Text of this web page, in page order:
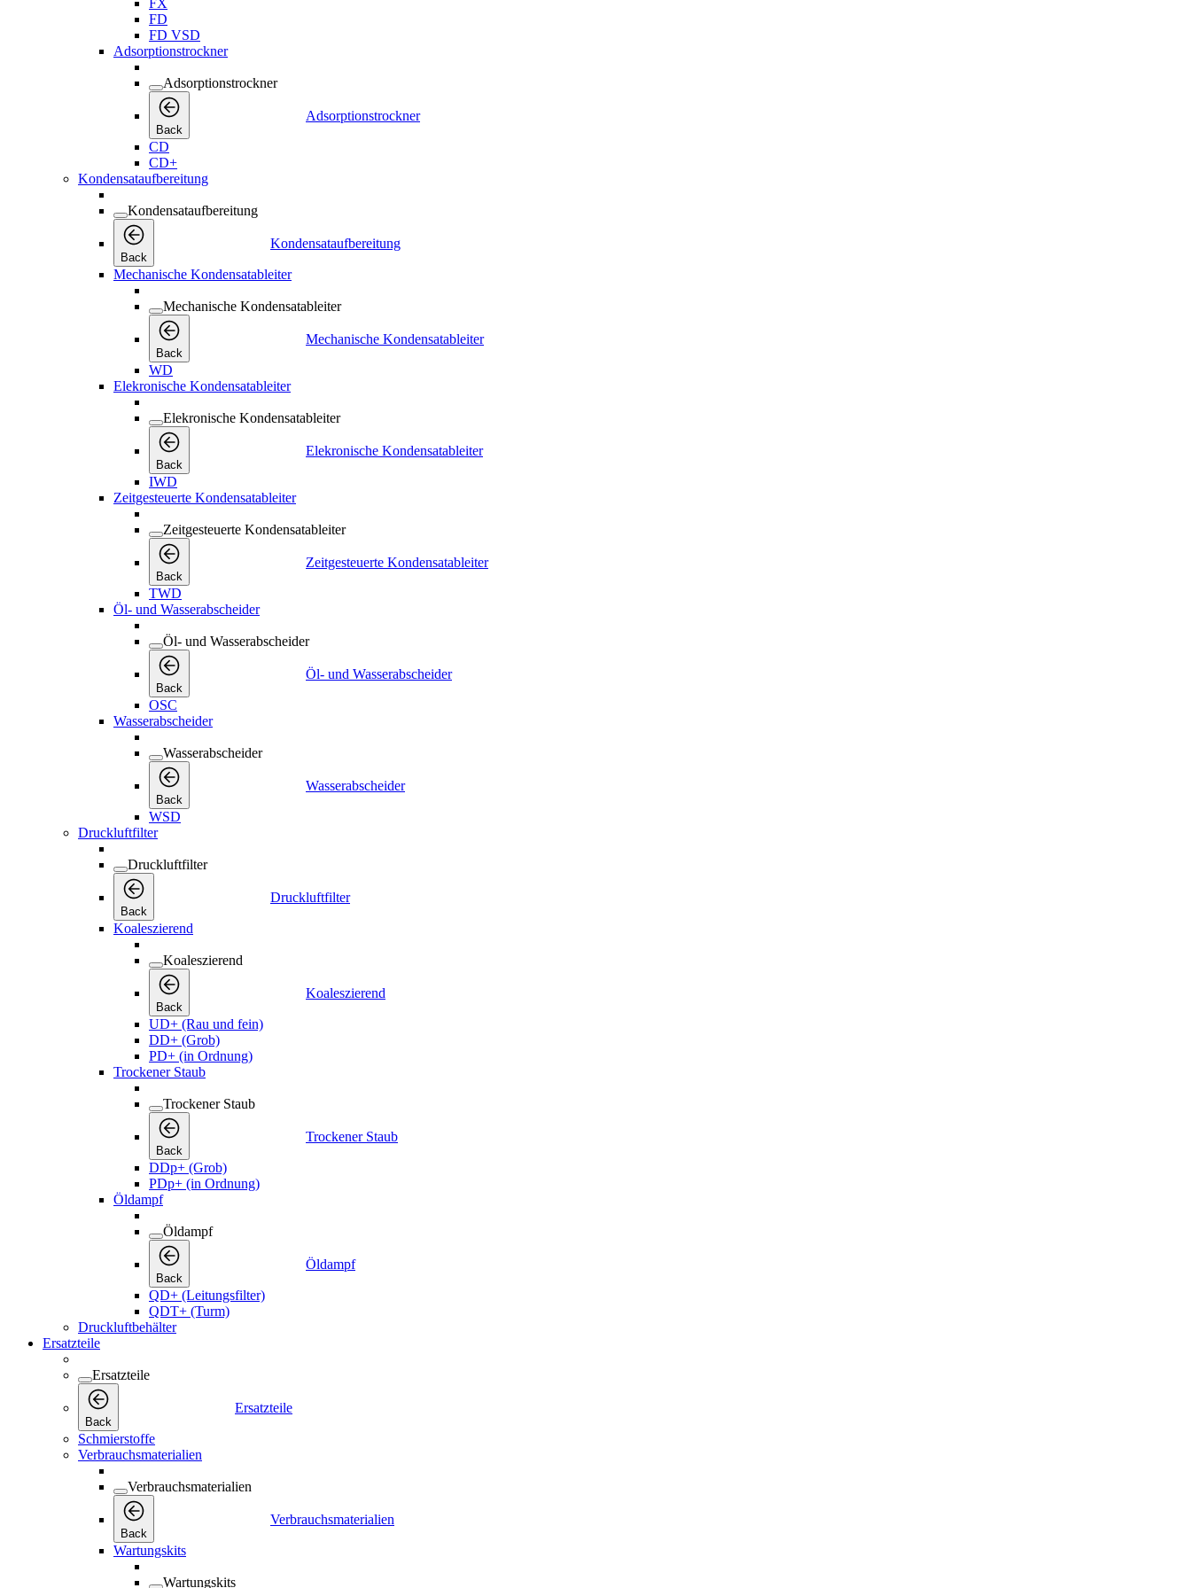
FX
FD
FD VSD
Adsorptionstrockner
Adsorptionstrockner
Back
Adsorptionstrockner
CD
CD+
Kondensataufbereitung
Kondensataufbereitung
Back
Kondensataufbereitung
Mechanische Kondensatableiter
Mechanische Kondensatableiter
Back
Mechanische Kondensatableiter
WD
Elekronische Kondensatableiter
Elekronische Kondensatableiter
Back
Elekronische Kondensatableiter
IWD
Zeitgesteuerte Kondensatableiter
Zeitgesteuerte Kondensatableiter
Back
Zeitgesteuerte Kondensatableiter
TWD
Öl- und Wasserabscheider
Öl- und Wasserabscheider
Back
Öl- und Wasserabscheider
OSC
Wasserabscheider
Wasserabscheider
Back
Wasserabscheider
WSD
Druckluftfilter
Druckluftfilter
Back
Druckluftfilter
Koaleszierend
Koaleszierend
Back
Koaleszierend
UD+ (Rau und fein)
DD+ (Grob)
PD+ (in Ordnung)
Trockener Staub
Trockener Staub
Back
Trockener Staub
DDp+ (Grob)
PDp+ (in Ordnung)
Öldampf
Öldampf
Back
Öldampf
QD+ (Leitungsfilter)
QDT+ (Turm)
Druckluftbehälter
Ersatzteile
Ersatzteile
Back
Ersatzteile
Schmierstoffe
Verbrauchsmaterialien
Verbrauchsmaterialien
Back
Verbrauchsmaterialien
Wartungskits
Wartungskits